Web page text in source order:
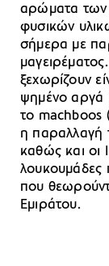
αρώματα των
φυσικών
σήμερα με
ξεχωρίζουν
ψημένο αργά
το machboos
η παραλλαγή
καθώς και οι
λουκουμάδες
που
Εμιράτου.